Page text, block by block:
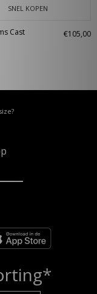
SNEL KOPEN
Cast
€105,00